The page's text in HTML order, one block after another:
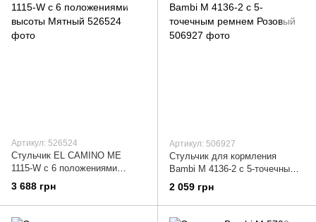
Артикул: 526524
Стульчик EL CAMINO ME
1115-W с 6 положениями
высоты Мятный
3 688 грн
Артикул: 506927
Стульчик для кормления
Bambi M 4136-2 с 5-точечным
ремнем Розовый
2 059 грн